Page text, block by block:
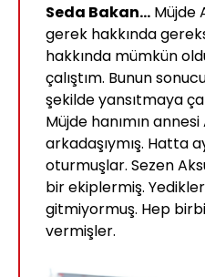
Seda Bakan... Müjde
gerek hakkında
hakkında mümkün
çalıştım. Bunun
şekilde yansıtmaya
Müjde hanımın
arkadaşıymış. Hatta
oturmuşlar. Sezen
bir ekiplermiş.
gitmiyormuş. Hep
vermişler.